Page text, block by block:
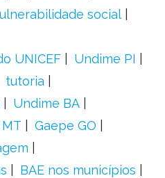
social
UNICEF
Undime PI
tutoria
Undime BA
Gaepe GO
BAE nos municípios